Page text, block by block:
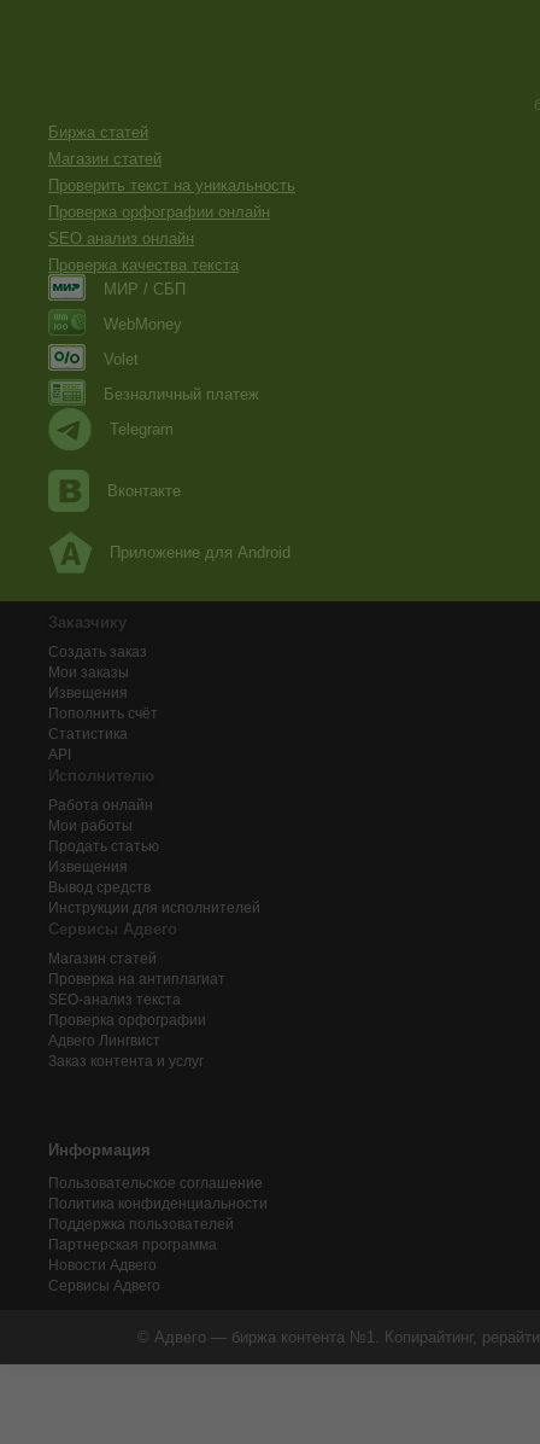
Биржа статей
Магазин статей
Проверить текст на уникальность
Проверка орфографии онлайн
SEO анализ онлайн
Проверка качества текста
МИР / СБП
WebMoney
Volet
Безналичный платеж
Telegram
Вконтакте
Приложение для Android
Заказчику
Создать заказ
Мои заказы
Извещения
Пополнить счёт
Статистика
API
Исполнителю
Работа онлайн
Мои работы
Продать статью
Извещения
Вывод средств
Инструкции для исполнителей
Сервисы Адвего
Магазин статей
Проверка на антиплагиат
SEO-анализ текста
Проверка орфографии
Адвего Лингвист
Заказ контента и услуг
Информация
Пользовательское соглашение
Политика конфиденциальности
Поддержка пользователей
Партнерская программа
Новости Адвего
Сервисы Адвего
© Адвего — биржа контента №1. Копирайтинг,